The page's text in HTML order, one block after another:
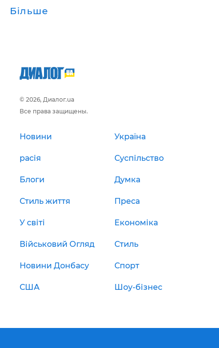
Більше
© 2026, Диалог.ua
Все права защищены.
Новини Україна
расія Суспільство
Блоги Думка
Стиль життя Преса
У світі Економіка
Військовий Огляд Стиль
Новини Донбасу Спорт
США Шоу-бізнес